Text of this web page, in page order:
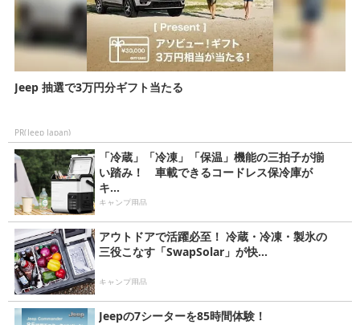
Jeep 抽選で3万円分ギフト当たる
PR(Jeep Japan)
「冷蔵」「冷凍」「保温」機能の三拍子が揃
い踏み！ 車載できるコードレス保冷庫が
キ...
キャンプ用品
アウトドアで活躍必至！ 冷蔵・冷凍・製氷の
三役こなす「SwapSolar」が快...
キャンプ用品
Jeepの7シーターを85時間体験！